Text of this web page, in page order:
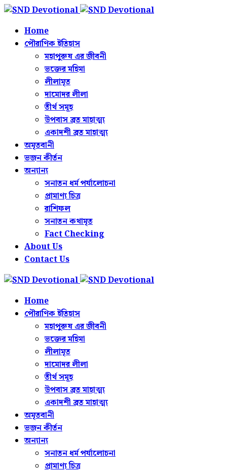
Home
পৌরাণিক ইতিহাস
মহাপুরুষ এর জীবনী
ভক্তের মহিমা
লীলামৃত
দামোদর লীলা
তীর্থ সমূহ
উপবাস ব্রত মাহাত্ম্য
একাদশী ব্রত মাহাত্ম্য
অমৃতবানী
ভজন কীর্তন
অন্যান্য
সনাতন ধর্ম পর্যালোচনা
প্রামাণ্য চিত্র
রাশিফল
সনাতন কথামৃত
Fact Checking
About Us
Contact Us
Home
পৌরাণিক ইতিহাস
মহাপুরুষ এর জীবনী
ভক্তের মহিমা
লীলামৃত
দামোদর লীলা
তীর্থ সমূহ
উপবাস ব্রত মাহাত্ম্য
একাদশী ব্রত মাহাত্ম্য
অমৃতবানী
ভজন কীর্তন
অন্যান্য
সনাতন ধর্ম পর্যালোচনা
প্রামাণ্য চিত্র